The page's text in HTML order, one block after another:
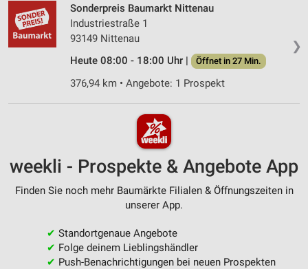
❯
Sonderpreis Baumarkt Nittenau
Industriestraße 1
93149 Nittenau
Heute 08:00 - 18:00 Uhr |
Öffnet in 27 Min.
376,94 km • Angebote: 1 Prospekt
weekli - Prospekte & Angebote App
Finden Sie noch mehr Baumärkte Filialen & Öffnungszeiten in
unserer App.
✔ Standortgenaue Angebote
✔ Folge deinem Lieblingshändler
✔ Push-Benachrichtigungen bei neuen Prospekten